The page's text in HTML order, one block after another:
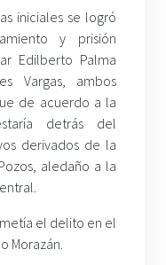
iniciales se logró
y prisión
Edilberto Palma
Vargas, ambos
de acuerdo a la
detrás del
derivados de la
aledaño a la
el delito en el
Morazán.